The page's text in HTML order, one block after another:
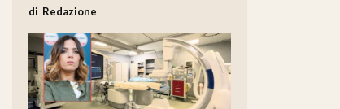
Redazione